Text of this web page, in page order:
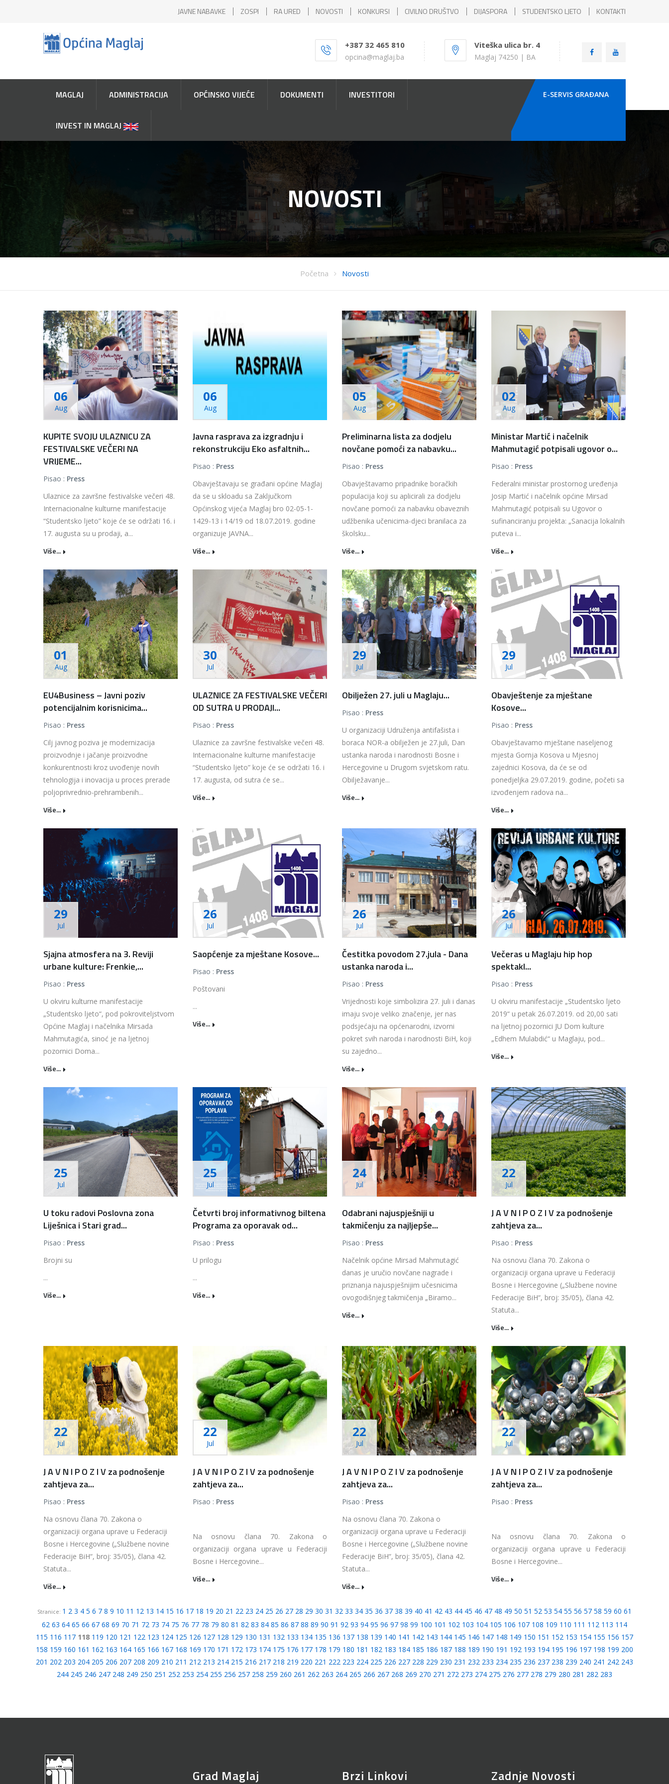
JAVNE NABAVKE ZOSPI RA URED NOVOSTI KONKURSI CIVILNO DRUŠTVO DIJASPORA STUDENTSKO LJETO KONTAKTI
+387 32 465 810
opcina@maglaj.ba
Viteška ulica br. 4
Maglaj 74250 | BA
MAGLAJ ADMINISTRACIJA OPĆINSKO VIJEĆE DOKUMENTI INVESTITORI
INVEST IN MAGLAJ
E-SERVIS GRAÐANA
NOVOSTI
Početna Novosti
06
Aug
KUPITE SVOJU ULAZNICU ZA
FESTIVALSKE VEČERI NA
VRIJEME...
Pisao : Press
Ulaznice za završne festivalske večeri 48.
Internacionalne kulturne manifestacije
“Studentsko ljeto” koje će se održati 16. i
17. augusta su u prodaji, a...
Više...
06
Aug
Javna rasprava za izgradnju i
rekonstrukciju Eko asfaltnih...
Pisao : Press
Obavještavaju se građani općine Maglaj
da se u skloadu sa Zaključkom
Općinskog vijeća Maglaj bro 02-05-1-
1429-13 i 14/19 od 18.07.2019. godine
organizuje JAVNA...
Više...
05
Aug
Preliminarna lista za dodjelu
novčane pomoći za nabavku...
Pisao : Press
Obavještavamo pripadnike boračkih
populacija koji su aplicirali za dodjelu
novčane pomoći za nabavku obaveznih
udžbenika učenicima-djeci branilaca za
školsku...
Više...
02
Aug
Ministar Martić i načelnik
Mahmutagić potpisali ugovor o...
Pisao : Press
Federalni ministar prostornog uređenja
Josip Martić i načelnik općine Mirsad
Mahmutagić potpisali su Ugovor o
sufinanciranju projekta: „Sanacija lokalnih
puteva i...
Više...
01
Aug
EU4Business – Javni poziv
potencijalnim korisnicima...
Pisao : Press
Cilj javnog poziva je modernizacija
proizvodnje i jačanje proizvodne
konkurentnosti kroz uvođenje novih
tehnologija i inovacija u proces prerade
poljoprivrednio-prehrambenih...
Više...
30
Jul
ULAZNICE ZA FESTIVALSKE VEČERI
OD SUTRA U PRODAJI...
Pisao : Press
Ulaznice za završne festivalske večeri 48.
Internacionalne kulturne manifestacije
“Studentsko ljeto” koje će se održati 16. i
17. augusta, od sutra će se...
Više...
29
Jul
Obilježen 27. juli u Maglaju...
Pisao : Press
U organizaciji Udruženja antifašista i
boraca NOR-a obilježen je 27.juli, Dan
ustanka naroda i narodnosti Bosne i
Hercegovine u Drugom svjetskom ratu.
Obilježavanje...
Više...
29
Jul
Obavještenje za mještane
Kosove...
Pisao : Press
Obavještavamo mještane naseljenog
mjesta Gornja Kosova u Mjesnoj
zajednici Kosova, da će se od
ponedjeljka 29.07.2019. godine, početi sa
izvođenjem radova na...
Više...
29
Jul
Sjajna atmosfera na 3. Reviji
urbane kulture: Frenkie,...
Pisao : Press
U okviru kulturne manifestacije
„Studentsko ljeto“, pod pokroviteljstvom
Općine Maglaj i načelnika Mirsada
Mahmutagića, sinoć je na ljetnoj
pozornici Doma...
Više...
26
Jul
Saopćenje za mještane Kosove...
Pisao : Press
Poštovani
...
Više...
26
Jul
Čestitka povodom 27.jula - Dana
ustanka naroda i...
Pisao : Press
Vrijednosti koje simbolizira 27. juli i danas
imaju svoje veliko značenje, jer nas
podsjećaju na općenarodni, izvorni
pokret svih naroda i narodnosti BiH, koji
su zajedno...
Više...
26
Jul
Večeras u Maglaju hip hop
spektakl...
Pisao : Press
U okviru manifestacije „Studentsko ljeto
2019“ u petak 26.07.2019. od 20,00 sati
na ljetnoj pozornici JU Dom kulture
„Edhem Mulabdić“ u Maglaju, pod...
Više...
25
Jul
U toku radovi Poslovna zona
Liješnica i Stari grad...
Pisao : Press
Brojni su
...
Više...
25
Jul
Četvrti broj informativnog biltena
Programa za oporavak od...
Pisao : Press
U prilogu
...
Više...
24
Jul
Odabrani najuspješniji u
takmičenju za najljepše...
Pisao : Press
Načelnik općine Mirsad Mahmutagić
danas je uručio novčane nagrade i
priznanja najuspješnijim učesnicima
ovogodišnjeg takmičenja „Biramo...
Više...
22
Jul
J A V N I P O Z I V za podnošenje
zahtjeva za...
Pisao : Press
Na osnovu člana 70. Zakona o
organizaciji organa uprave u Federaciji
Bosne i Hercegovine („Službene novine
Federacije BiH“, broj: 35/05), člana 42.
Statuta...
Više...
22
Jul
J A V N I P O Z I V za podnošenje
zahtjeva za...
Pisao : Press
Na osnovu člana 70. Zakona o
organizaciji organa uprave u Federaciji
Bosne i Hercegovine („Službene novine
Federacije BiH“, broj: 35/05), člana 42.
Statuta...
Više...
22
Jul
J A V N I P O Z I V za podnošenje
zahtjeva za...
Pisao : Press
Na osnovu člana 70. Zakona o
organizaciji organa uprave u Federaciji
Bosne i Hercegovine...
Više...
22
Jul
J A V N I P O Z I V za podnošenje
zahtjeva za...
Pisao : Press
Na osnovu člana 70. Zakona o
organizaciji organa uprave u Federaciji
Bosne i Hercegovine („Službene novine
Federacije BiH“, broj: 35/05), člana 42.
Statuta...
Više...
22
Jul
J A V N I P O Z I V za podnošenje
zahtjeva za...
Pisao : Press
Na osnovu člana 70. Zakona o
organizaciji organa uprave u Federaciji
Bosne i Hercegovine...
Više...
Stranice: 1 2 3 4 5 6 7 8 9 10 11 12 13 14 15 16 17 18 19 20 21 22 23 24 25 26 27 28 29 30 31 32 33 34 35 36 37 38 39 40 41 42 43 44 45 46 47 48 49 50 51 52 53 54 55 56 57 58 59 60 61
62 63 64 65 66 67 68 69 70 71 72 73 74 75 76 77 78 79 80 81 82 83 84 85 86 87 88 89 90 91 92 93 94 95 96 97 98 99 100 101 102 103 104 105 106 107 108 109 110 111 112 113 114
115 116 117 118 119 120 121 122 123 124 125 126 127 128 129 130 131 132 133 134 135 136 137 138 139 140 141 142 143 144 145 146 147 148 149 150 151 152 153 154 155 156 157
158 159 160 161 162 163 164 165 166 167 168 169 170 171 172 173 174 175 176 177 178 179 180 181 182 183 184 185 186 187 188 189 190 191 192 193 194 195 196 197 198 199 200
201 202 203 204 205 206 207 208 209 210 211 212 213 214 215 216 217 218 219 220 221 222 223 224 225 226 227 228 229 230 231 232 233 234 235 236 237 238 239 240 241 242 243
244 245 246 247 248 249 250 251 252 253 254 255 256 257 258 259 260 261 262 263 264 265 266 267 268 269 270 271 272 273 274 275 276 277 278 279 280 281 282 283
Grad Maglaj Brzi Linkovi Zadnje Novosti